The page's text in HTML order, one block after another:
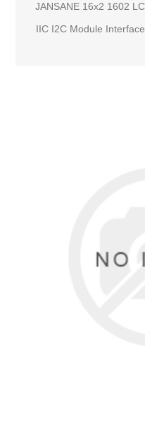
JANSANE 16x2 1602
IIC I2C Module